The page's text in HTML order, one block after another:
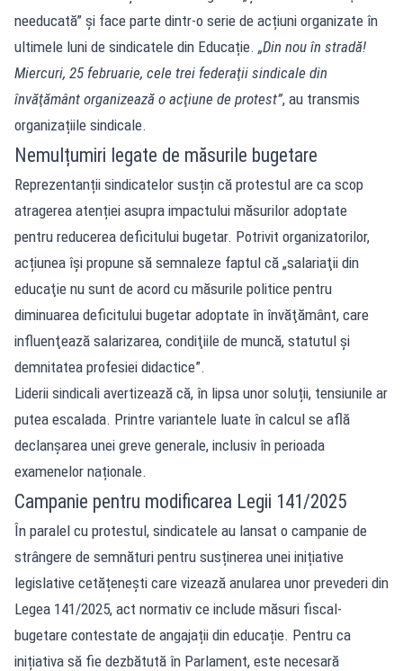
needucată” și face parte dintr-o serie de acțiuni organizate în
ultimele luni de sindicatele din Educație. „Din nou în stradă!
Miercuri, 25 februarie, cele trei federaţii sindicale din
învăţământ organizează o acţiune de protest”, au transmis
organizațiile sindicale.
Nemulțumiri legate de măsurile bugetare
Reprezentanții sindicatelor susțin că protestul are ca scop
atragerea atenției asupra impactului măsurilor adoptate
pentru reducerea deficitului bugetar. Potrivit organizatorilor,
acțiunea își propune să semnaleze faptul că „salariaţii din
educaţie nu sunt de acord cu măsurile politice pentru
diminuarea deficitului bugetar adoptate în învăţământ, care
influenţează salarizarea, condiţiile de muncă, statutul şi
demnitatea profesiei didactice”.
Liderii sindicali avertizează că, în lipsa unor soluții, tensiunile ar
putea escalada. Printre variantele luate în calcul se află
declanșarea unei greve generale, inclusiv în perioada
examenelor naționale.
Campanie pentru modificarea Legii 141/2025
În paralel cu protestul, sindicatele au lansat o campanie de
strângere de semnături pentru susținerea unei inițiative
legislative cetățenești care vizează anularea unor prevederi din
Legea 141/2025, act normativ ce include măsuri fiscal-
bugetare contestate de angajații din educație. Pentru ca
inițiativa să fie dezbătută în Parlament, este necesară